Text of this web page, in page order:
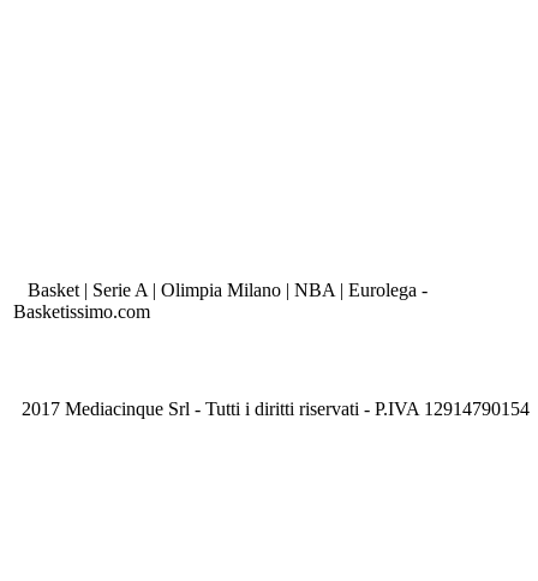
Basket | Serie A | Olimpia Milano | NBA | Eurolega -
Basketissimo.com
2017 Mediacinque Srl - Tutti i diritti riservati - P.IVA 12914790154